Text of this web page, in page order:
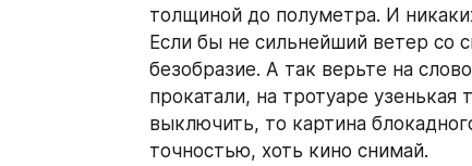
толщиной до полуметра. И
Если бы не сильнейший ветер со
безобразие. А так верьте на
прокатали, на тротуаре узенькая
выключить, то картина
точностью, хоть кино снимай.